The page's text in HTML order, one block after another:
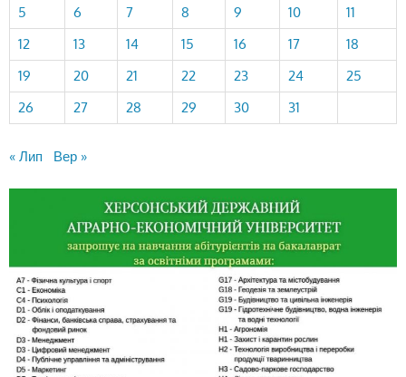
5
6 7 8 9 10
11
12
13 14 15 16 17
18
19
20 21 22 23 24
25
26
27 28 29 30 31
« Лип Вер »